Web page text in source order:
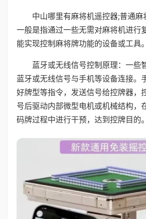
中山哪里有麻将机遥控器;普通
一般是指通过一些无需对麻将机进行
能实现控制麻将牌功能的设备或工具。
蓝牙或无线信号控制原理：一些
蓝牙或无线信号与手机等设备连接。
好牌型等指令，发送信号给控牌器，
号后驱动内部微型电机或机械结构，
码牌过程中进行干预，达到控牌目的。